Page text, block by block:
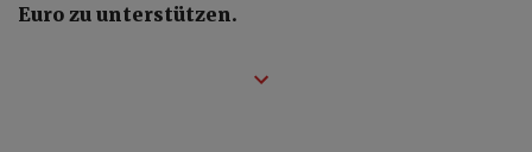
Euro zu unterstützen.